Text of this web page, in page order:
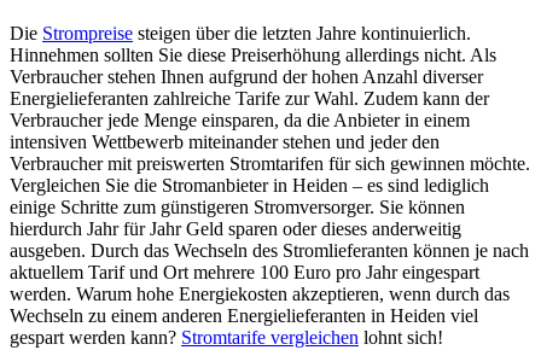
Die Strompreise steigen über die letzten Jahre kontinuierlich.
Hinnehmen sollten Sie diese Preiserhöhung allerdings nicht. Als
Verbraucher stehen Ihnen aufgrund der hohen Anzahl diverser
Energielieferanten zahlreiche Tarife zur Wahl. Zudem kann der
Verbraucher jede Menge einsparen, da die Anbieter in einem
intensiven Wettbewerb miteinander stehen und jeder den
Verbraucher mit preiswerten Stromtarifen für sich gewinnen möchte.
Vergleichen Sie die Stromanbieter in Heiden – es sind lediglich
einige Schritte zum günstigeren Stromversorger. Sie können
hierdurch Jahr für Jahr Geld sparen oder dieses anderweitig
ausgeben. Durch das Wechseln des Stromlieferanten können je nach
aktuellem Tarif und Ort mehrere 100 Euro pro Jahr eingespart
werden. Warum hohe Energiekosten akzeptieren, wenn durch das
Wechseln zu einem anderen Energielieferanten in Heiden viel
gespart werden kann? Stromtarife vergleichen lohnt sich!